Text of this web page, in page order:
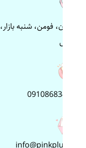
گیلان، فومن، شنبه
پلاس
09108683499
info@pinkplus.ir